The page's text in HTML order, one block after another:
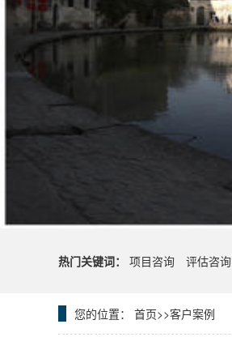
热门关键词： 项目咨询 评估咨询
您的位置： 首页>>客户案例